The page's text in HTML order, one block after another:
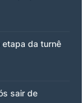
etapa da turnê
sair de